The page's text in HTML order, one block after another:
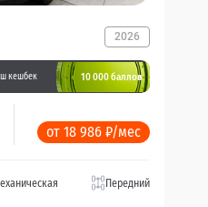
2026
кешбек 10 000 баллов
от 18 986 ₽/мес
Передний